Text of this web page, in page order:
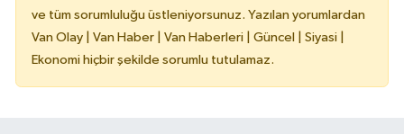
ve tüm sorumluluğu üstleniyorsunuz. Yazılan yorumlardan
Van Olay | Van Haber | Van Haberleri | Güncel | Siyasi |
Ekonomi hiçbir şekilde sorumlu tutulamaz.